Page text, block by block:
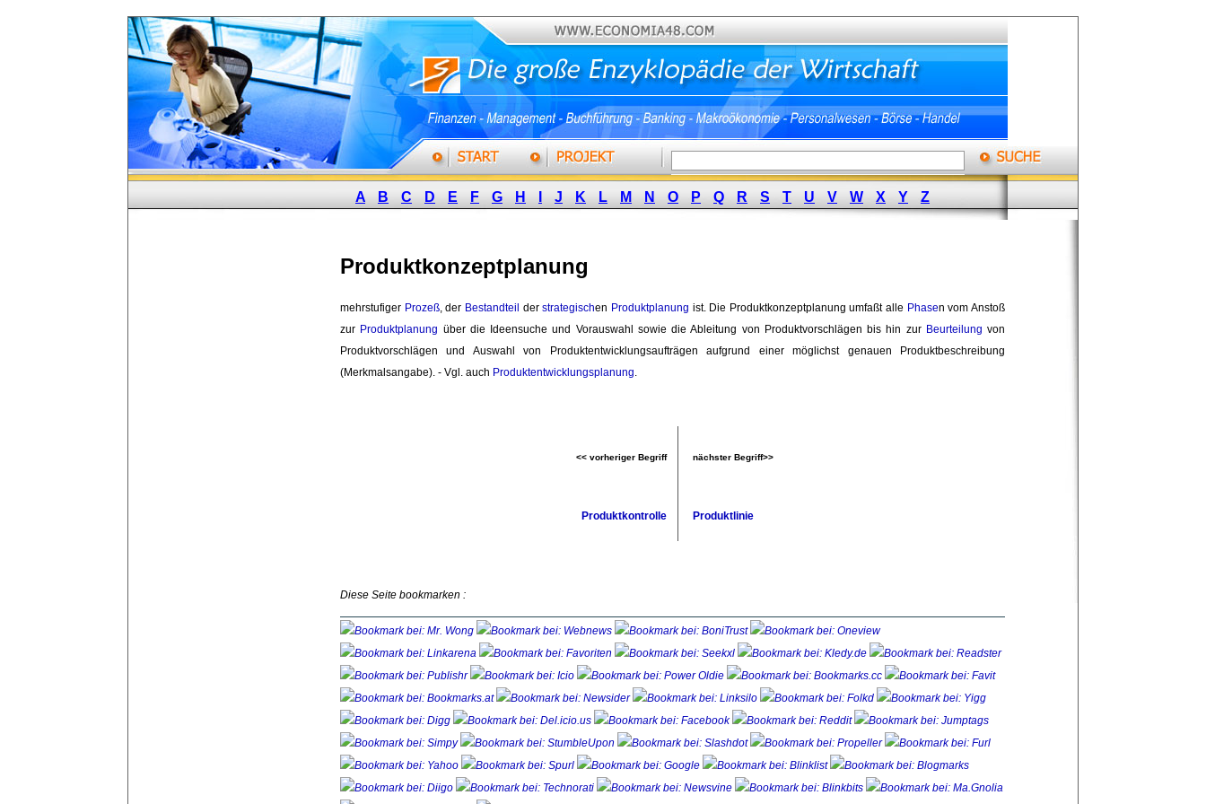
A B C D E F G H J K L M N O P Q R S T U V W X Y Z
Produktkonzeptplanung
mehrstufiger Prozeß, der Bestandteil der strategischen Produktplanung ist. Die Produktkonzeptplanung umfaßt alle Phasen vom Anstoß
zur Produktplanung über die Ideensuche und Vorauswahl sowie die Ableitung von Produktvorschlägen bis hin zur Beurteilung von
Produktvorschlägen und Auswahl von Produktentwicklungsaufträgen aufgrund einer möglichst genauen Produktbeschreibung
(Merkmalsangabe). - Vgl. auch Produktentwicklungsplanung.
<< vorheriger Begriff nächster Begriff>>
Produktkontrolle Produktlinie
Diese Seite bookmarken :